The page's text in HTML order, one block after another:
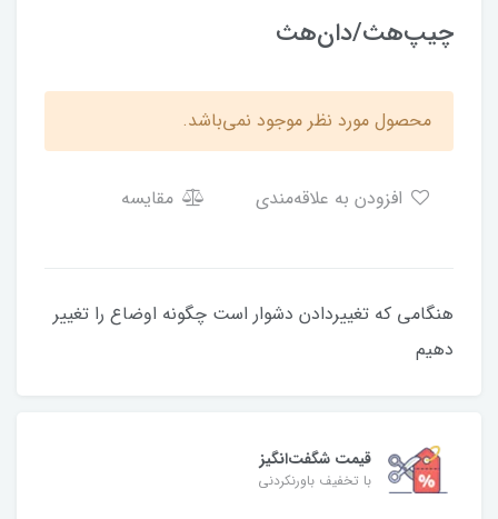
چیپ‌هث/دان‌هث
محصول مورد نظر موجود نمی‌باشد.
مقایسه
هنگامی که تغییردادن دشوار است چگونه اوضاع را تغییر
دهیم
قیمت شگفت‌انگیز
با تخفیف باورنکردنی